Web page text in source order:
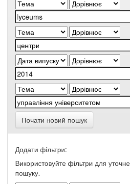
Почати новий пошук
Додати фільтри:
Використовуйте фільтри для
пошуку.